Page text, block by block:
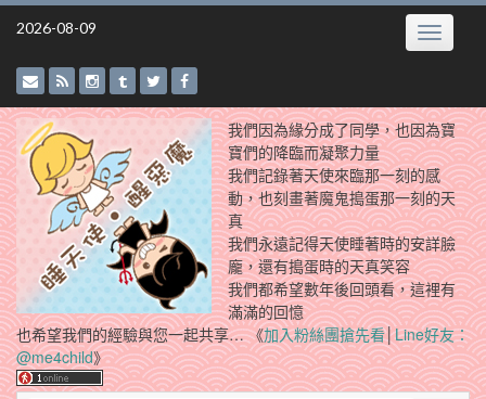
Skip
2026-08-09 Toggle
我們因為緣分成了同學，也因為寶
寶們的降臨而凝聚力量
我們記錄著天使來臨那一刻的感
動，也刻畫著魔鬼搗蛋那一刻的天
真
我們永遠記得天使睡著時的安詳臉
龐，還有搗蛋時的天真笑容
我們都希望數年後回頭看，這裡有
滿滿的回憶
也希望我們的經驗與您一起共享… 《加入粉絲團搶先看│Line好友：
@me4child》